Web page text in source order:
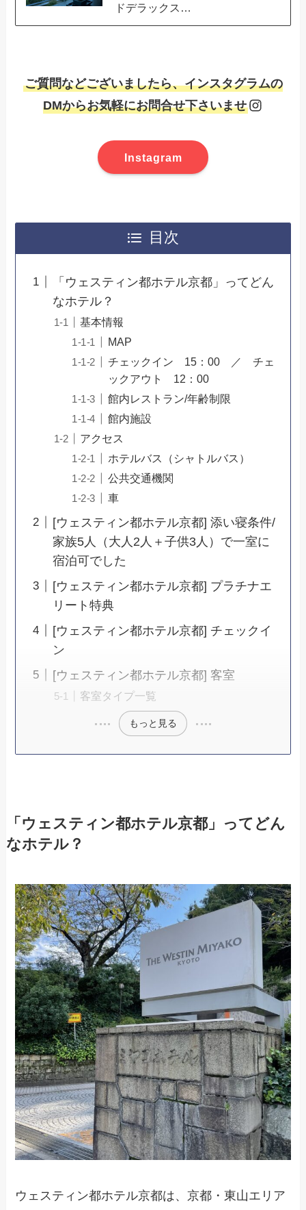
ドデラックス…
ご質問などございましたら、インスタグラムの
DMからお気軽にお問合せ下さいませ
Instagram
目次
「ウェスティン都ホテル京都」ってどん
なホテル？
基本情報
MAP
チェックイン 15：00 ／ チェ
ックアウト 12：00
館内レストラン/年齢制限
館内施設
アクセス
ホテルバス（シャトルバス）
公共交通機関
車
[ウェスティン都ホテル京都] 添い寝条件/
家族5人（大人2人＋子供3人）で一室に
宿泊可でした
[ウェスティン都ホテル京都] プラチナエ
リート特典
[ウェスティン都ホテル京都] チェックイ
ン
[ウェスティン都ホテル京都] 客室
客室タイプ一覧
もっと見る
「ウェスティン都ホテル京都」ってどん
なホテル？
ウェスティン都ホテル京都は、京都・東山エリア